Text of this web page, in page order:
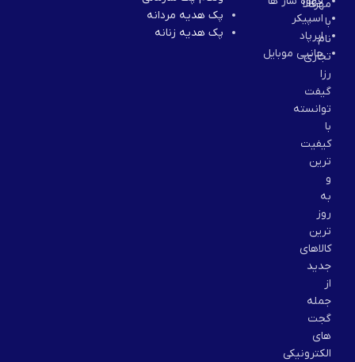
مهرکالا
با
نام
تجاری
رزا
گیفت
توانسته
با
کیفیت
ترین
و
به
روز
ترین
کالاهای
جدید
از
جمله
گجت
های
الکترونیکی
اسپیکر
ایرپاد
جانبی موبایل
پک هدیه مردانه
پک هدیه زنانه